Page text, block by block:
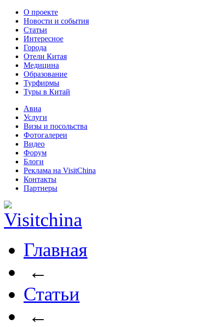
О проекте
Новости и события
Статьи
Интересное
Города
Отели Китая
Медицина
Образование
Турфирмы
Туры в Китай
Авиа
Услуги
Визы и посольства
Фотогалереи
Видео
Форум
Блоги
Реклама на VisitChina
Контакты
Партнеры
Главная
←
Статьи
←